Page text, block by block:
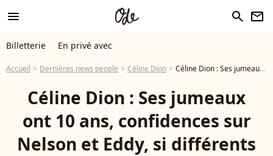
menu search newsletter
Billetterie En privé avec
Accueil Dernières news people Céline Dion Céline Dion : Ses jumeaux ont 10 ans, confidences sur Nelson et Eddy, si différents
Céline Dion : Ses jumeaux
ont 10 ans, confidences sur
Nelson et Eddy, si différents